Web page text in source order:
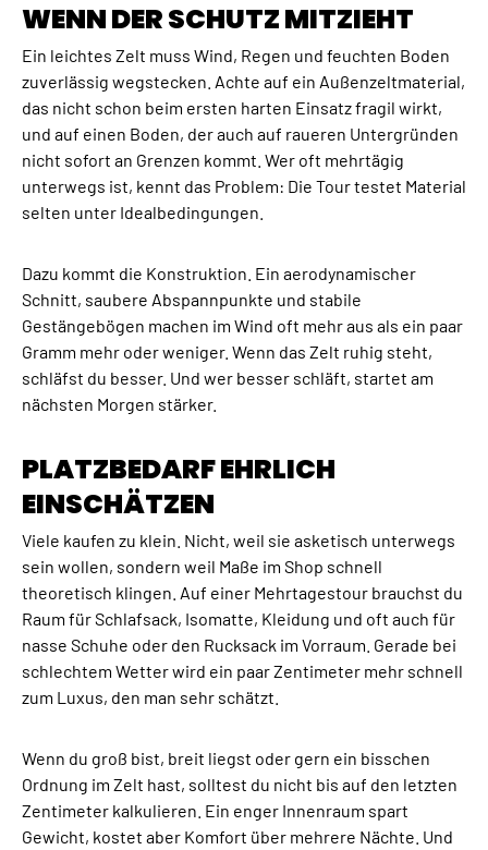
WENN DER SCHUTZ MITZIEHT
Ein leichtes Zelt muss Wind, Regen und feuchten Boden
zuverlässig wegstecken. Achte auf ein Außenzeltmaterial,
das nicht schon beim ersten harten Einsatz fragil wirkt,
und auf einen Boden, der auch auf raueren Untergründen
nicht sofort an Grenzen kommt. Wer oft mehrtägig
unterwegs ist, kennt das Problem: Die Tour testet Material
selten unter Idealbedingungen.
Dazu kommt die Konstruktion. Ein aerodynamischer
Schnitt, saubere Abspannpunkte und stabile
Gestängebögen machen im Wind oft mehr aus als ein paar
Gramm mehr oder weniger. Wenn das Zelt ruhig steht,
schläfst du besser. Und wer besser schläft, startet am
nächsten Morgen stärker.
PLATZBEDARF EHRLICH
EINSCHÄTZEN
Viele kaufen zu klein. Nicht, weil sie asketisch unterwegs
sein wollen, sondern weil Maße im Shop schnell
theoretisch klingen. Auf einer Mehrtagestour brauchst du
Raum für Schlafsack, Isomatte, Kleidung und oft auch für
nasse Schuhe oder den Rucksack im Vorraum. Gerade bei
schlechtem Wetter wird ein paar Zentimeter mehr schnell
zum Luxus, den man sehr schätzt.
Wenn du groß bist, breit liegst oder gern ein bisschen
Ordnung im Zelt hast, solltest du nicht bis auf den letzten
Zentimeter kalkulieren. Ein enger Innenraum spart
Gewicht, kostet aber Komfort über mehrere Nächte. Und